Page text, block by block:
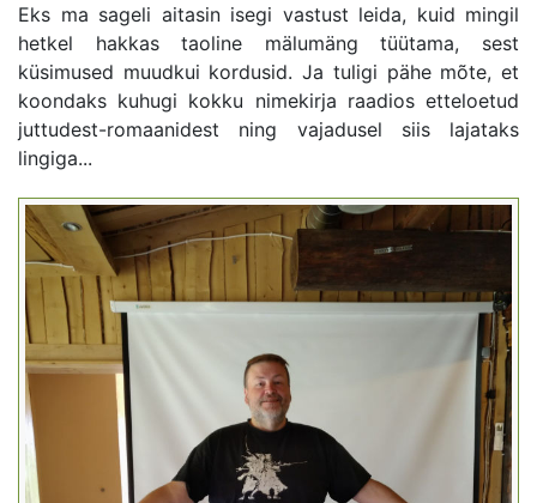
Eks ma sageli aitasin isegi vastust leida, kuid mingil
hetkel hakkas taoline mälumäng tüütama, sest
küsimused muudkui kordusid. Ja tuligi pähe mõte, et
koondaks kuhugi kokku nimekirja raadios etteloetud
juttudest-romaanidest ning vajadusel siis lajataks
lingiga...